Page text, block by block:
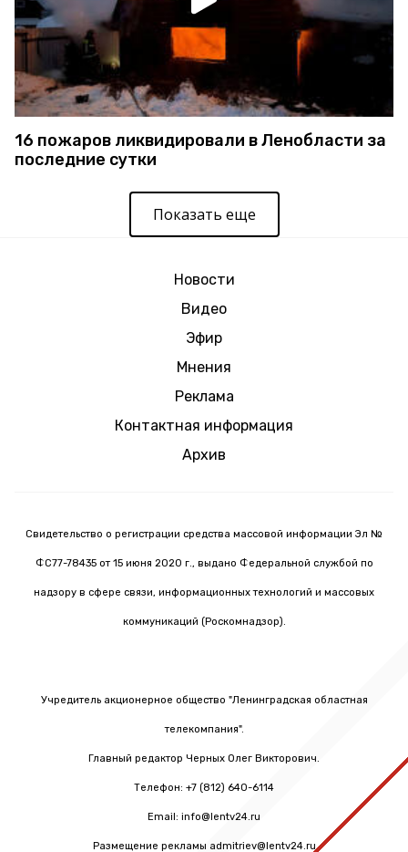
16 пожаров ликвидировали в Ленобласти за
последние сутки
Показать еще
Новости
Видео
Эфир
Мнения
Реклама
Контактная информация
Архив
Свидетельство о регистрации средства массовой информации Эл №
ФС77-78435 от 15 июня 2020 г., выдано Федеральной службой по
надзору в сфере связи, информационных технологий и массовых
коммуникаций (Роскомнадзор).
Учредитель акционерное общество "Ленинградская областная
телекомпания".
Главный редактор Черных Олег Викторович.
Телефон: +7 (812) 640-6114
Email: info@lentv24.ru
Размещение рекламы admitriev@lentv24.ru